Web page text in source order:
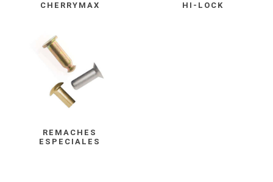
CHERRYMAX HI-LOCK
REMACHES
ESPECIALES